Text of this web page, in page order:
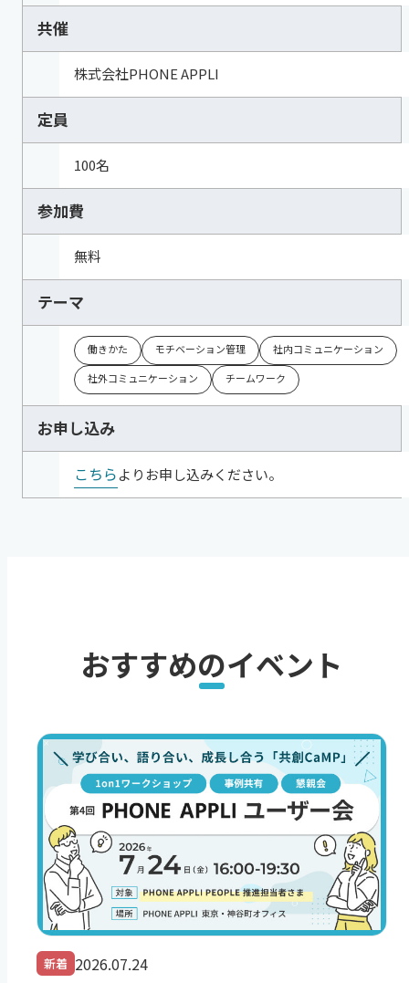
共催
株式会社PHONE APPLI
定員
100名
参加費
無料
テーマ
働きかた モチベーション管理
社内コミュニケーション
社外コミュニケーション
チームワーク
お申し込み
こちらよりお申し込みください。
おすすめのイベント
新着 2026.07.24